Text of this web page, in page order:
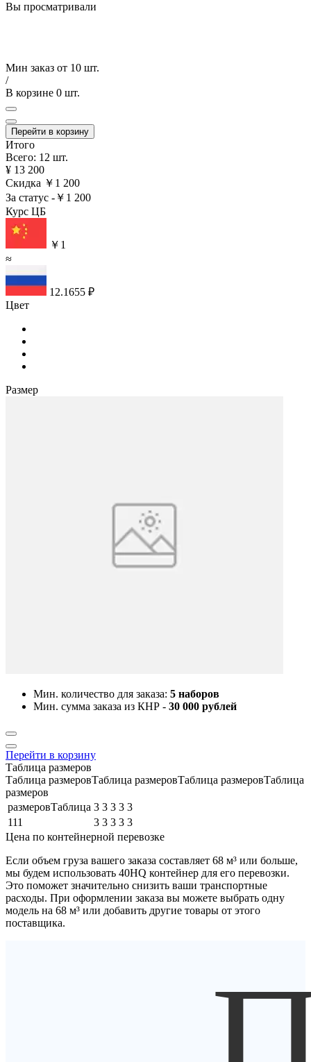
Вы просматривали
Мин заказ от 10 шт.
/
В корзине 0 шт.
Перейти в корзину
Итого
Всего: 12 шт.
¥ 13 200
Скидка ￥1 200
За статус -￥1 200
Курс ЦБ
￥1
≈
12.1655 ₽
Цвет
Размер
Мин. количество для заказа: 5 наборов
Мин. сумма заказа из КНР - 30 000 рублей
Перейти в корзину
Таблица размеров
Таблица размеровТаблица размеровТаблица размеровТаблица
размеров
размеровТаблица 3 3 3 3 3
111
3 3 3 3 3
Цена по контейнерной перевозке
Если объем груза вашего заказа составляет 68 м³ или больше,
мы будем использовать 40HQ контейнер для его перевозки.
Это поможет значительно снизить ваши транспортные
расходы. При оформлении заказа вы можете выбрать одну
модель на 68 м³ или добавить другие товары от этого
поставщика.